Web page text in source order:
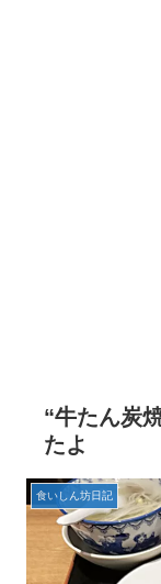
“牛たん炭
たよ
食いしん坊日記